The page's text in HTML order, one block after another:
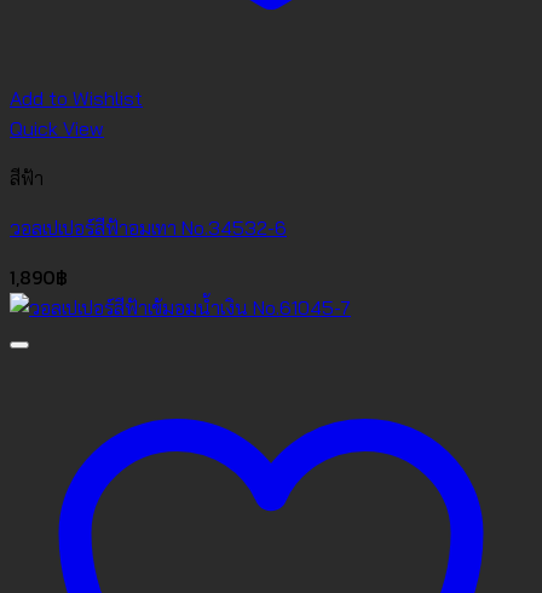
Add to Wishlist
Quick View
สีฟ้า
วอลเปเปอร์สีฟ้าอมเทา No.34532-6
1,890฿